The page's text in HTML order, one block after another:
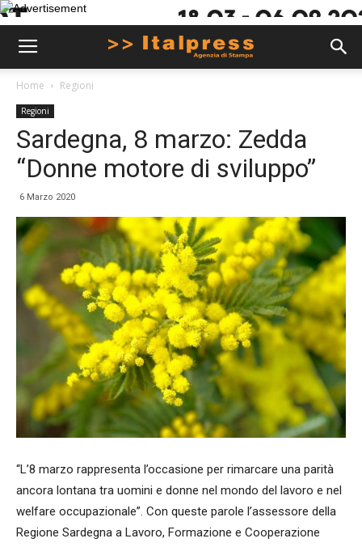
Home Regioni
Regioni
Sardegna, 8 marzo: Zedda
“Donne motore di sviluppo”
6 Marzo 2020
“L’8 marzo rappresenta l’occasione per rimarcare una parità
ancora lontana tra uomini e donne nel mondo del lavoro e nel
welfare occupazionale”. Con queste parole l’assessore della
Regione Sardegna a Lavoro, Formazione e Cooperazione